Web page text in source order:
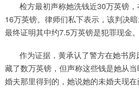
检方最初声称她洗钱近30万英镑
16万英镑。律师们私下表示，该判决
最终证明其中约7.5万英镑是犯罪现金。
作为证据，黄承认了警方在她书房
藏了数万英镑，但声称这些钱是她从
婚夫那里得到的，她说她的未婚夫现在